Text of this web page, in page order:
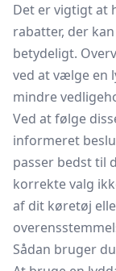
Det er vigtigt at
rabatter, der
betydeligt.
ved at vælge en
mindre
Ved at følge
informeret
passer bedst til
korrekte valg
af dit køretøj
Sådan bruger